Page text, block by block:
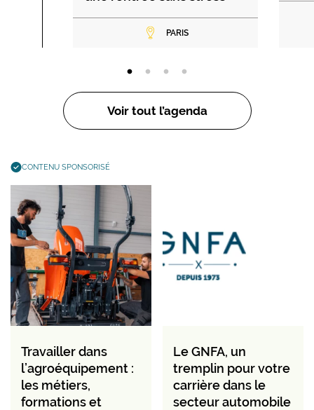
PARIS
Voir tout l’agenda
CONTENU SPONSORISÉ
Travailler dans
l’agroéquipement :
les métiers,
formations et
Le GNFA, un
tremplin pour votre
carrière dans le
secteur automobile